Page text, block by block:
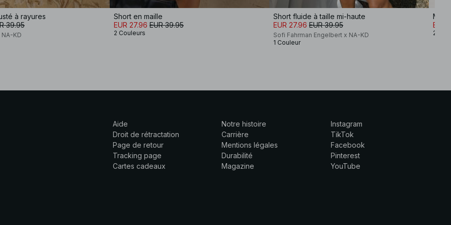
à rayures
39.95
KD
Short en maille
EUR 27.96 EUR 39.95
2 Couleurs
Short fluide à taille mi-haute
EUR 27.96 EUR 39.95
Sofi Fahrman Engelbert x NA-KD
1 Couleur
Mini
EUR
2
Aide
Droit de rétractation
Page de retour
Tracking page
Cartes cadeaux
Notre histoire
Carrière
Mentions légales
Durabilité
Magazine
Instagram
TikTok
Facebook
Pinterest
YouTube